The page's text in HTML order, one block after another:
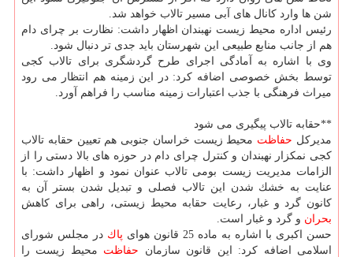
شن ها وارد كانال های آبی مسیر تالاب خواهد شد.
رئیس اداره محیط زیست نهبندان اظهار داشت: نظارت بر چرای دام
هم از جانب منابع طبیعی این شهرستان باید جدی تر دنبال شود.
وی با اشاره به آمادگی اجرای طرح گردشگری برای تالاب كجی
توسط بخش خصوصی اضافه كرد: در این زمینه هم انتظار می رود
میراث فرهنگی با جذب اعتبارات زمینه مناسب را فراهم آورد.
**حقابه تالاب پیگیری می شود
مدیركل حفاظت محیط زیست خراسان جنوبی هم تعیین حقابه تالاب
كجی نمكزار نهبندان و كنترل چرای دام در حوزه های بالا دستی را از
الزامات مدیریت زیست بومی تالاب عنوان نمود و اظهار داشت: با
عنایت به خشك شدن این تالاب فصلی و تبدیل شدن بستر آن به
كانون گرد و غبار، رعایت حقابه محیط زیستی، راهی برای كاهش
بحران و گرد و غبار است.
حسن اكبری با اشاره به ماده 25 قانون هوای
پاك در مجلس شورای
اسلامی اضافه كرد: این قانون سازمان حفاظت محیط زیست را